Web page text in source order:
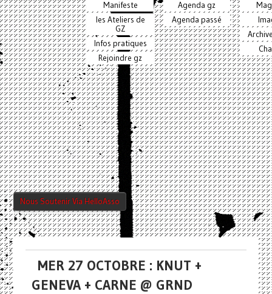
Manifeste
les Ateliers de
GZ
Infos pratiques
Rejoindre gz
Agenda gz
Agenda passé
Nous Soutenir Via HelloAsso
MER 27 OCTOBRE : KNUT +
GENEVA + CARNE @ GRND